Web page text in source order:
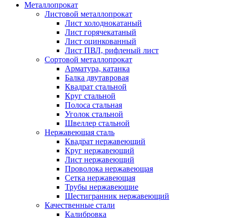
Металлопрокат
Листовой металлопрокат
Лист холоднокатаный
Лист горячекатаный
Лист оцинкованный
Лист ПВЛ, рифленый лист
Сортовой металлопрокат
Арматура, катанка
Балка двутавровая
Квадрат стальной
Круг стальной
Полоса стальная
Уголок стальной
Швеллер стальной
Нержавеющая сталь
Квадрат нержавеющий
Круг нержавеющий
Лист нержавеющий
Проволока нержавеющая
Сетка нержавеющая
Трубы нержавеющие
Шестигранник нержавеющий
Качественные стали
Калибровка